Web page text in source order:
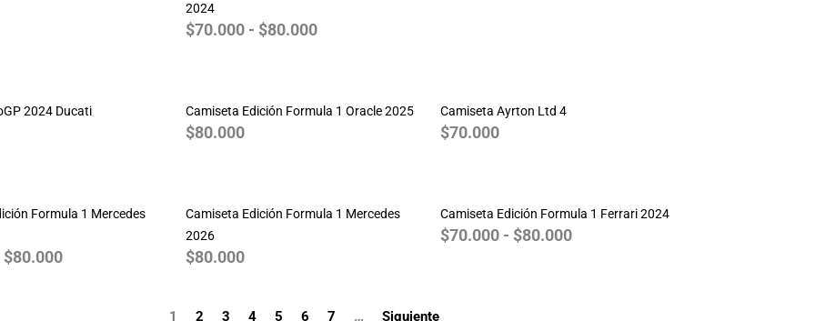
2024
$70.000 - $80.000
2024 Ducati Camiseta Edición Formula 1 Oracle 2025
$80.000
Camiseta Ayrton Ltd 4
$70.000
Formula 1 Mercedes
$80.000
precios:
$70.000
Camiseta Edición Formula 1 Mercedes
2026
$80.000
Camiseta Edición Formula 1 Ferrari 2024
$70.000 - $80.000
precios:
desde
1 2 3 4 5 6 7 … Siguiente